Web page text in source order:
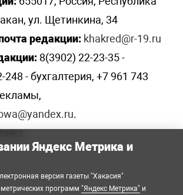
ул. Щетинкина, 34
редакции: khakred@r-19.ru
8(3902) 22-23-35 -
- бухгалтерия, +7 961 743
.
Яндекс Метрика и
версия газеты "Хакасия"
программ "Яндекс Метрика" и